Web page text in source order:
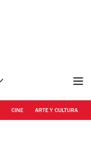
CINE ARTE Y CULTURA